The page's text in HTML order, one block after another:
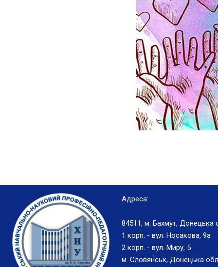
Адреса:
84511, м. Бахмут, Донецька
1 корп. - вул. Носакова, 9а
2 корп. - вул. Миру, 5
м. Словянськ, Донецька